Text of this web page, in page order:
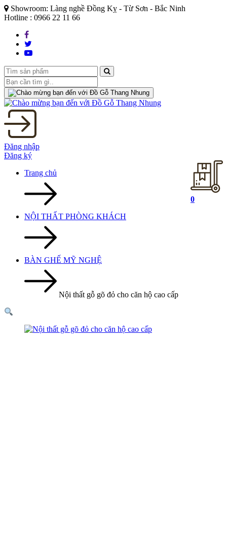
Showroom: Làng nghề Đồng Kỵ - Từ Sơn - Bắc Ninh
Hotline : 0966 22 11 66
Đăng nhập
Đăng ký
0
Trang chủ
NỘI THẤT PHÒNG KHÁCH
BÀN GHẾ MỸ NGHỆ
Nội thất gỗ gõ đỏ cho căn hộ cao cấp